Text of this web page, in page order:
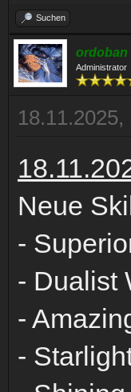
Suchen
ordoban
Administrator
18.11.2025,
Neue
-
- Dualist
-
-